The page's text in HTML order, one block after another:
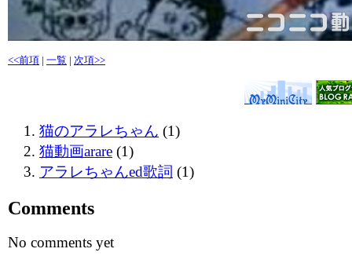
<<前項 | 一覧 | 次項>>
猫のアラレちゃん (1)
猫動画arare (1)
アラレちゃんed歌詞 (1)
Comments
No comments yet